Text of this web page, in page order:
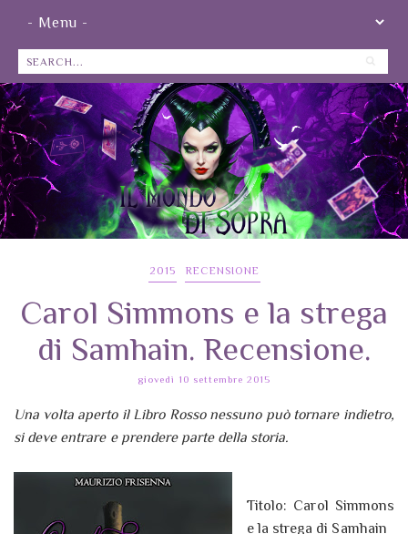
2015 RECENSIONE
Carol Simmons e la strega
di Samhain. Recensione.
giovedì 10 settembre 2015
Una volta aperto il Libro Rosso nessuno può tornare indietro,
si deve entrare e prendere parte della storia.
Titolo: Carol Simmons
e la strega di Samhain